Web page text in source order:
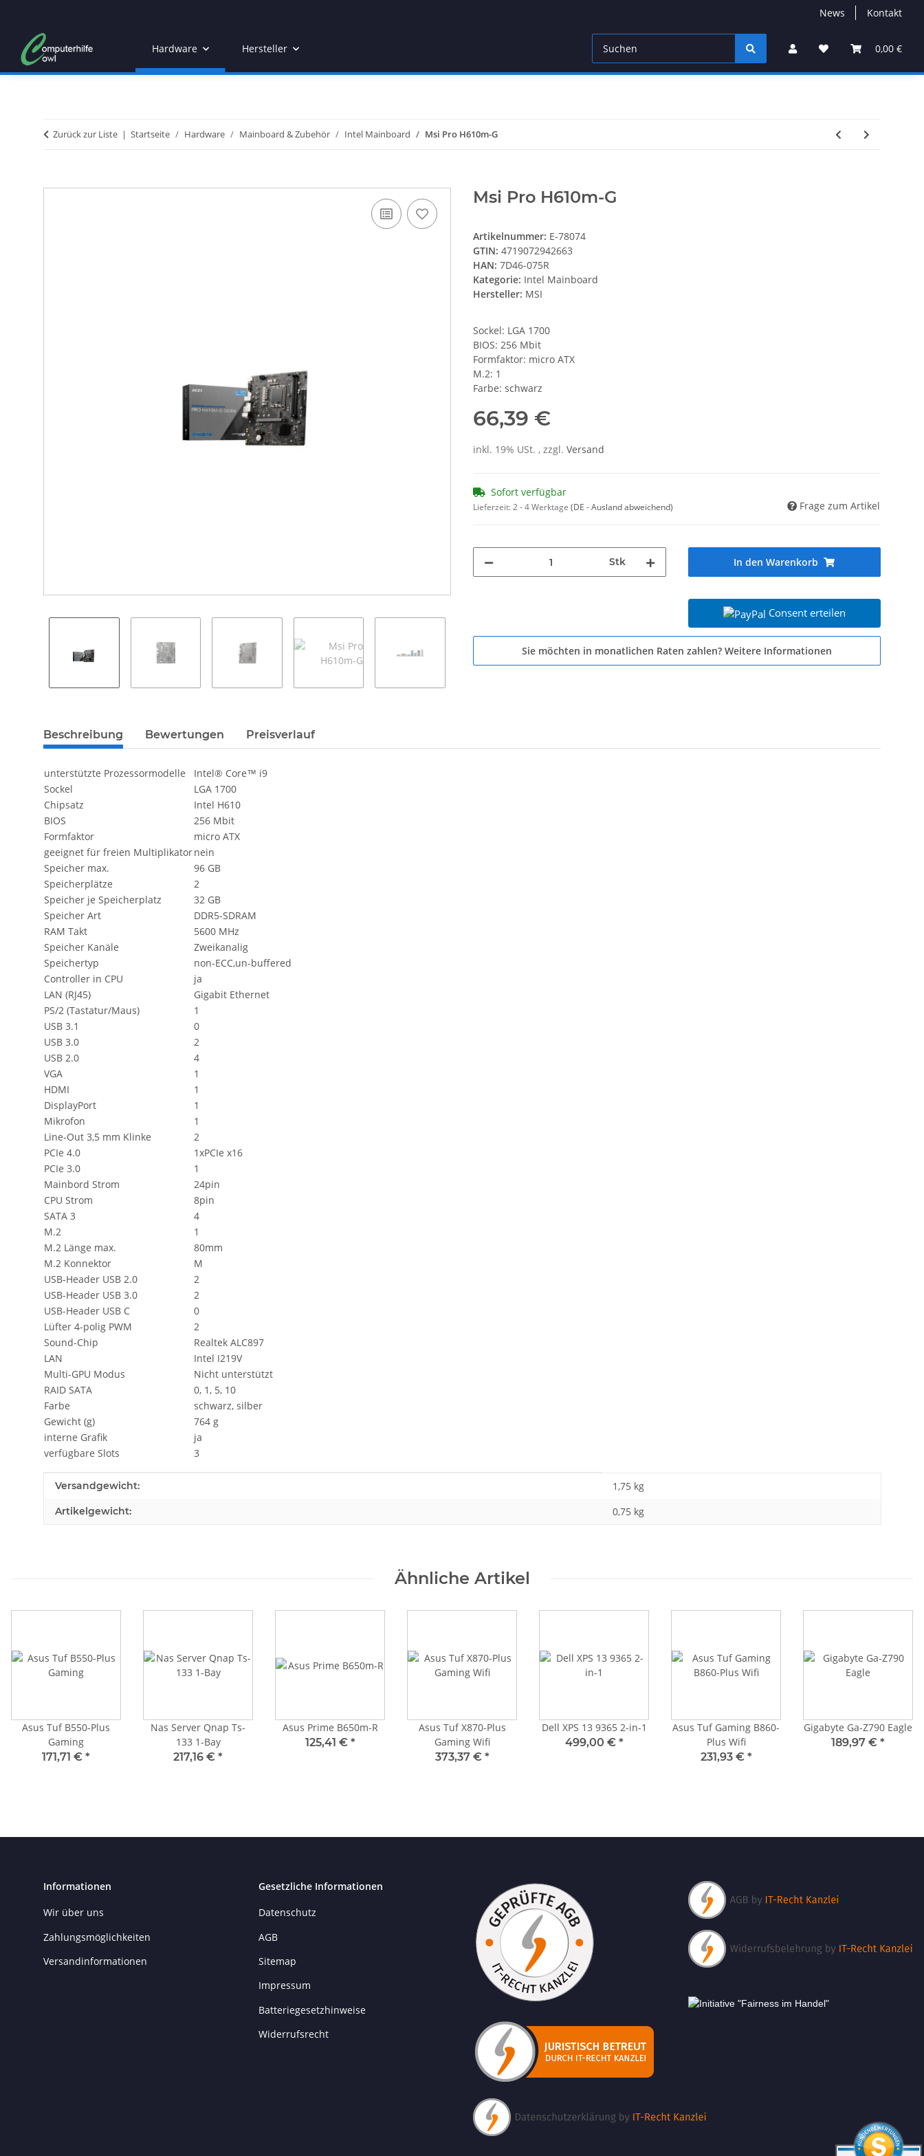
News Kontakt
0,00 €
Hardware Hersteller
Zurück zur Liste Startseite Hardware Mainboard & Zubehör Intel Mainboard Msi Pro H610m-G
Msi Pro H610m-G
Artikelnummer: E-78074
GTIN: 4719072942663
HAN: 7D46-075R
Kategorie: Intel Mainboard
Hersteller: MSI
Sockel: LGA 1700
BIOS: 256 Mbit
Formfaktor: micro ATX
M.2: 1
Farbe: schwarz
66,39 €
inkl. 19% USt. , zzgl. Versand
Sofort verfügbar
Lieferzeit:2 - 4 Werktage (DE - Ausland abweichend) Frage zum Artikel
Stk In den Warenkorb
Consent erteilen
Sie möchten in monatlichen Raten zahlen? Weitere Informationen
weitere Registerkarten anzeigen
Beschreibung Bewertungen Preisverlauf
unterstützte Prozessormodelle
Intel® Core™ i9
Sockel
LGA 1700
Chipsatz
Intel H610
BIOS
256 Mbit
Formfaktor
micro ATX
geeignet für freien Multiplikatornein
Speicher max.
96 GB
Speicherplätze
2
Speicher je Speicherplatz
32 GB
Speicher Art
DDR5-SDRAM
RAM Takt
5600 MHz
Speicher Kanäle
Zweikanalig
Speichertyp
non-ECC,un-buffered
Controller in CPU
ja
LAN (RJ45)
Gigabit Ethernet
PS/2 (Tastatur/Maus)
1
USB 3.1
0
USB 3.0
2
USB 2.0
4
VGA
1
HDMI
1
DisplayPort
1
Mikrofon
1
Line-Out 3,5 mm Klinke
2
PCIe 4.0
1xPCIe x16
PCIe 3.0
1
Mainbord Strom
24pin
CPU Strom
8pin
SATA 3
4
M.2
1
M.2 Länge max.
80mm
M.2 Konnektor
M
USB-Header USB 2.0
2
USB-Header USB 3.0
2
USB-Header USB C
0
Lüfter 4-polig PWM
2
Sound-Chip
Realtek ALC897
LAN
Intel I219V
Multi-GPU Modus
Nicht unterstützt
RAID SATA
0, 1, 5, 10
Farbe
schwarz, silber
Gewicht (g)
764 g
interne Grafik
ja
verfügbare Slots
3
Produkteigenschaft
Wert
Versandgewicht: 1,75 kg
Artikelgewicht: 0,75 kg
Ähnliche Artikel
Asus Tuf B550-Plus
Gaming
171,71 € *
Nas Server Qnap Ts-
133 1-Bay
217,16 € *
Asus Prime B650m-R
125,41 € *
Asus Tuf X870-Plus
Gaming Wifi
373,37 € *
Dell XPS 13 9365 2-in-1
499,00 € *
Asus Tuf Gaming B860-
Plus Wifi
231,93 € *
Gigabyte Ga-Z790 Eagle
189,97 € *
Informationen
Wir über uns
Zahlungsmöglichkeiten
Versandinformationen
Gesetzliche Informationen
Datenschutz
AGB
Sitemap
Impressum
Batteriegesetzhinweise
Widerrufsrecht